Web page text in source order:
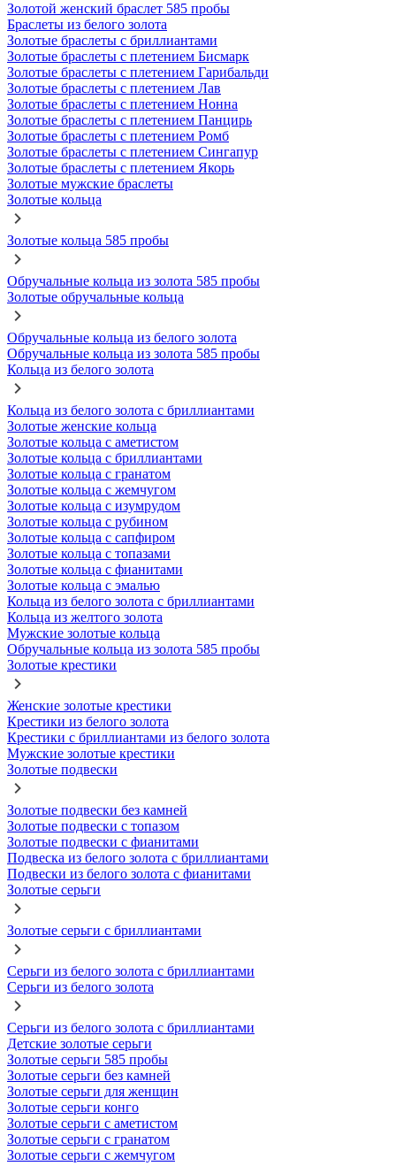
Золотой женский браслет 585 пробы
Браслеты из белого золота
Золотые браслеты с бриллиантами
Золотые браслеты с плетением Бисмарк
Золотые браслеты с плетением Гарибальди
Золотые браслеты с плетением Лав
Золотые браслеты с плетением Нонна
Золотые браслеты с плетением Панцирь
Золотые браслеты с плетением Ромб
Золотые браслеты с плетением Сингапур
Золотые браслеты с плетением Якорь
Золотые мужские браслеты
Золотые кольца
Золотые кольца 585 пробы
Обручальные кольца из золота 585 пробы
Золотые обручальные кольца
Обручальные кольца из белого золота
Обручальные кольца из золота 585 пробы
Кольца из белого золота
Кольца из белого золота с бриллиантами
Золотые женские кольца
Золотые кольца с аметистом
Золотые кольца с бриллиантами
Золотые кольца с гранатом
Золотые кольца с жемчугом
Золотые кольца с изумрудом
Золотые кольца с рубином
Золотые кольца с сапфиром
Золотые кольца с топазами
Золотые кольца с фианитами
Золотые кольца с эмалью
Кольца из белого золота с бриллиантами
Кольца из желтого золота
Мужские золотые кольца
Обручальные кольца из золота 585 пробы
Золотые крестики
Женские золотые крестики
Крестики из белого золота
Крестики с бриллиантами из белого золота
Мужские золотые крестики
Золотые подвески
Золотые подвески без камней
Золотые подвески с топазом
Золотые подвески с фианитами
Подвеска из белого золота с бриллиантами
Подвески из белого золота с фианитами
Золотые серьги
Золотые серьги с бриллиантами
Серьги из белого золота с бриллиантами
Серьги из белого золота
Серьги из белого золота с бриллиантами
Детские золотые серьги
Золотые серьги 585 пробы
Золотые серьги без камней
Золотые серьги для женщин
Золотые серьги конго
Золотые серьги с аметистом
Золотые серьги с гранатом
Золотые серьги с жемчугом